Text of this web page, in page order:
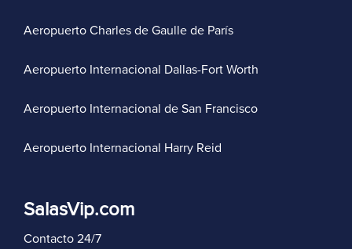
Aeropuerto Charles de Gaulle de París
Aeropuerto Internacional Dallas-Fort Worth
Aeropuerto Internacional de San Francisco
Aeropuerto Internacional Harry Reid
SalasVip.com
Contacto 24/7